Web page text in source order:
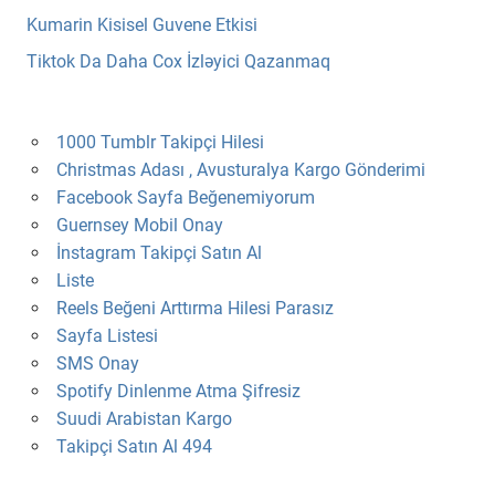
Kumarin Kisisel Guvene Etkisi
Tiktok Da Daha Cox İzləyici Qazanmaq
1000 Tumblr Takipçi Hilesi
Christmas Adası , Avusturalya Kargo Gönderimi
Facebook Sayfa Beğenemiyorum
Guernsey Mobil Onay
İnstagram Takipçi Satın Al
Liste
Reels Beğeni Arttırma Hilesi Parasız
Sayfa Listesi
SMS Onay
Spotify Dinlenme Atma Şifresiz
Suudi Arabistan Kargo
Takipçi Satın Al 494